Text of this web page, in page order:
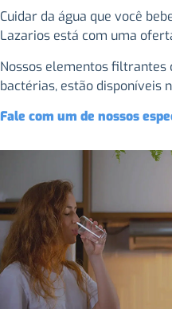
Cuidar da água que você
Lazarios está com uma
Nossos elementos filtrantes
bactérias, estão disponíveis
Fale com um de nossos